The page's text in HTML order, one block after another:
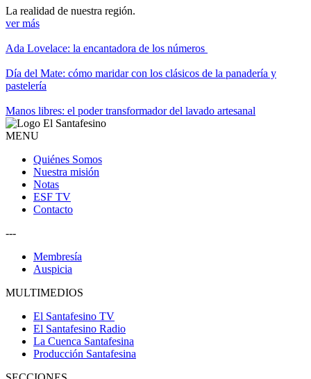
La realidad de nuestra región.
ver más
Ada Lovelace: la encantadora de los números
Día del Mate: cómo maridar con los clásicos de la panadería y
pastelería
Manos libres: el poder transformador del lavado artesanal
MENU
Quiénes Somos
Nuestra misión
Notas
ESF TV
Contacto
---
Membresía
Auspicia
MULTIMEDIOS
El Santafesino TV
El Santafesino Radio
La Cuenca Santafesina
Producción Santafesina